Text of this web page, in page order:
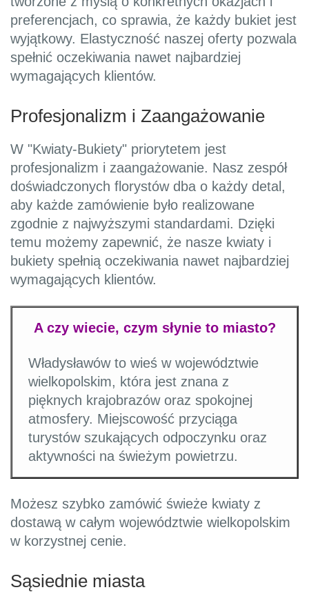
preferencjach, co sprawia, że każdy bukiet jest
wyjątkowy. Elastyczność naszej oferty pozwala
spełnić oczekiwania nawet najbardziej
wymagających klientów.
Profesjonalizm i Zaangażowanie
W "Kwiaty-Bukiety" priorytetem jest
profesjonalizm i zaangażowanie. Nasz zespół
doświadczonych florystów dba o każdy detal,
aby każde zamówienie było realizowane
zgodnie z najwyższymi standardami. Dzięki
temu możemy zapewnić, że nasze kwiaty i
bukiety spełnią oczekiwania nawet najbardziej
wymagających klientów.
A czy wiecie, czym słynie to miasto?
Władysławów to wieś w województwie
wielkopolskim, która jest znana z
pięknych krajobrazów oraz spokojnej
atmosfery. Miejscowość przyciąga
turystów szukających odpoczynku oraz
aktywności na świeżym powietrzu.
Możesz szybko zamówić świeże kwiaty z
dostawą w całym województwie wielkopolskim
w korzystnej cenie.
Sąsiednie miasta